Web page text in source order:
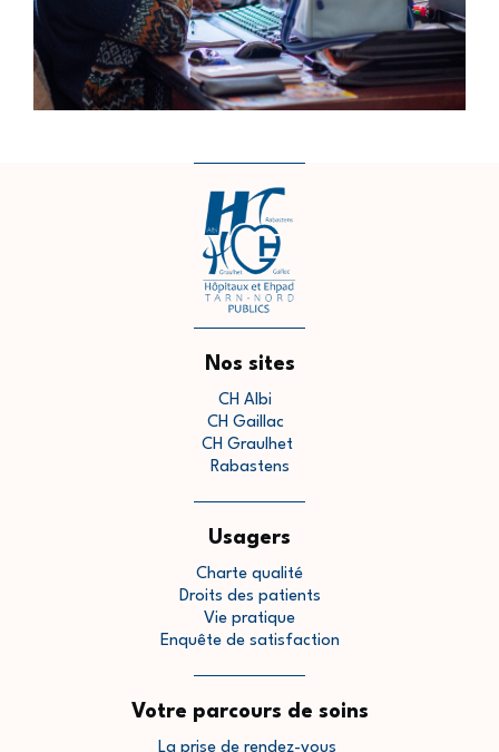
Nos sites
CH Albi
CH Gaillac
CH Graulhet
Rabastens
Usagers
Charte qualité
Droits des patients
Vie pratique
Enquête de satisfaction
Votre parcours de soins
La prise de rendez-vous